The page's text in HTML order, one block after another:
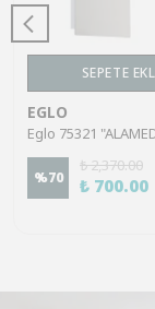
SEPETE
EGLO
%70
₺ 2,370.00
₺ 700.00